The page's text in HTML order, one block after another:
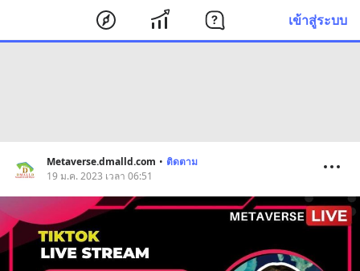
เข้าสู่ระบบ
Metaverse.dmalld.com • ติดตาม
19 ม.ค. 2023 เวลา 06:51